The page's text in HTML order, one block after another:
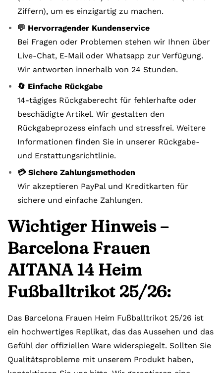
Ziffern), um es einzigartig zu machen.
💬 Hervorragender Kundenservice
Bei Fragen oder Problemen stehen wir Ihnen über
Live-Chat, E-Mail oder Whatsapp zur Verfügung.
Wir antworten innerhalb von 24 Stunden.
🔄 Einfache Rückgabe
14-tägiges Rückgaberecht für fehlerhafte oder
beschädigte Artikel. Wir gestalten den
Rückgabeprozess einfach und stressfrei. Weitere
Informationen finden Sie in unserer Rückgabe-
und Erstattungsrichtlinie.
💳 Sichere Zahlungsmethoden
Wir akzeptieren PayPal und Kreditkarten für
sichere und einfache Zahlungen.
Wichtiger Hinweis –
Barcelona Frauen
AITANA 14 Heim
Fußballtrikot 25/26:
Das Barcelona Frauen Heim Fußballtrikot 25/26 ist
ein hochwertiges Replikat, das das Aussehen und das
Gefühl der offiziellen Ware widerspiegelt. Sollten Sie
Qualitätsprobleme mit unserem Produkt haben,